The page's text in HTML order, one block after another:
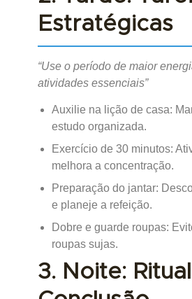
Estratégicas
“Use o período de maior
atividades essenciais”
Auxilie na lição de casa:
estudo organizada.
Exercício de 30 minutos:
melhora a concentração.
Preparação do jantar:
e planeje a refeição.
Dobre e guarde roupas:
roupas sujas.
3. Noite: